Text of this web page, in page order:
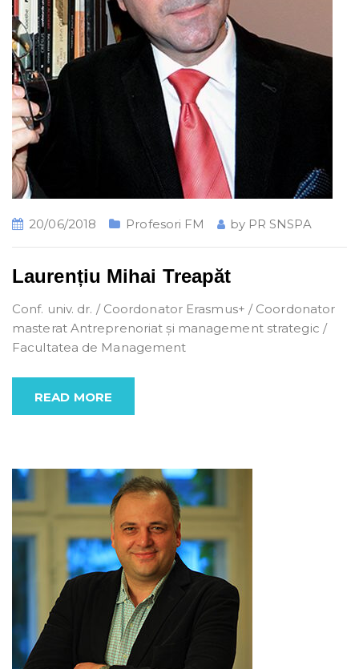
20/06/2018 Profesori FM by PR SNSPA
Laurențiu Mihai Treapăt
Conf. univ. dr. / Coordonator Erasmus+ / Coordonator
masterat Antreprenoriat și management strategic /
Facultatea de Management
READ MORE